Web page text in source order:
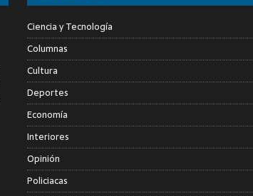
Ciencia y Tecnología
Columnas
Cultura
Deportes
Economía
Interiores
Opinión
Policiacas